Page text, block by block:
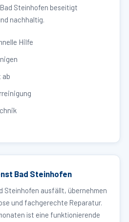
Steinhofen beseitigt
nachhaltig.
Hilfe
ab
Bad Steinhofen
Steinhofen ausfällt, übernehmen
und fachgerechte Reparatur.
ist eine funktionierende